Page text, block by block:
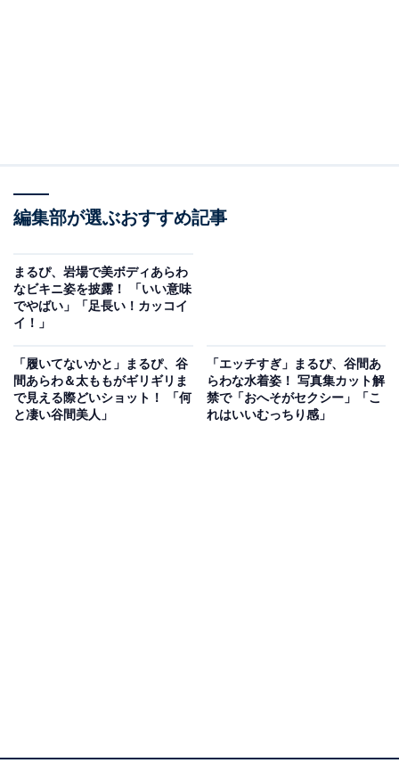
編集部が選ぶおすすめ記事
まるぴ、岩場で美ボディあらわ
なビキニ姿を披露！ 「いい意味
でやばい」「足長い！カッコイ
イ！」
「履いてないかと」まるぴ、谷
間あらわ＆太ももがギリギリま
で見える際どいショット！ 「何
と凄い谷間美人」
「エッチすぎ」まるぴ、谷間あ
らわな水着姿！ 写真集カット解
禁で「おへそがセクシー」「こ
れはいいむっちり感」